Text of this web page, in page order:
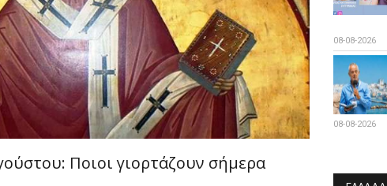
Ποιοι γιορτάζουν σήμερα
08-08-2026
08-08-2026